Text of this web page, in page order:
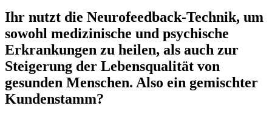
Ihr nutzt die Neurofeedback-Technik, um
sowohl medizinische und psychische
Erkrankungen zu heilen, als auch zur
Steigerung der Lebensqualität von
gesunden Menschen. Also ein gemischter
Kundenstamm?